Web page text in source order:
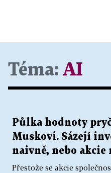
Téma: AI
Půlka hodnoty
Muskovi. Sázejí
naivně, nebo akcie
Přestože se akcie